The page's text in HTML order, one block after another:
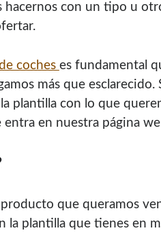
hacernos con un tipo u
coches es fundamental
más que esclarecido.
plantilla con lo que
en nuestra página
que queramos
la plantilla que tienes en